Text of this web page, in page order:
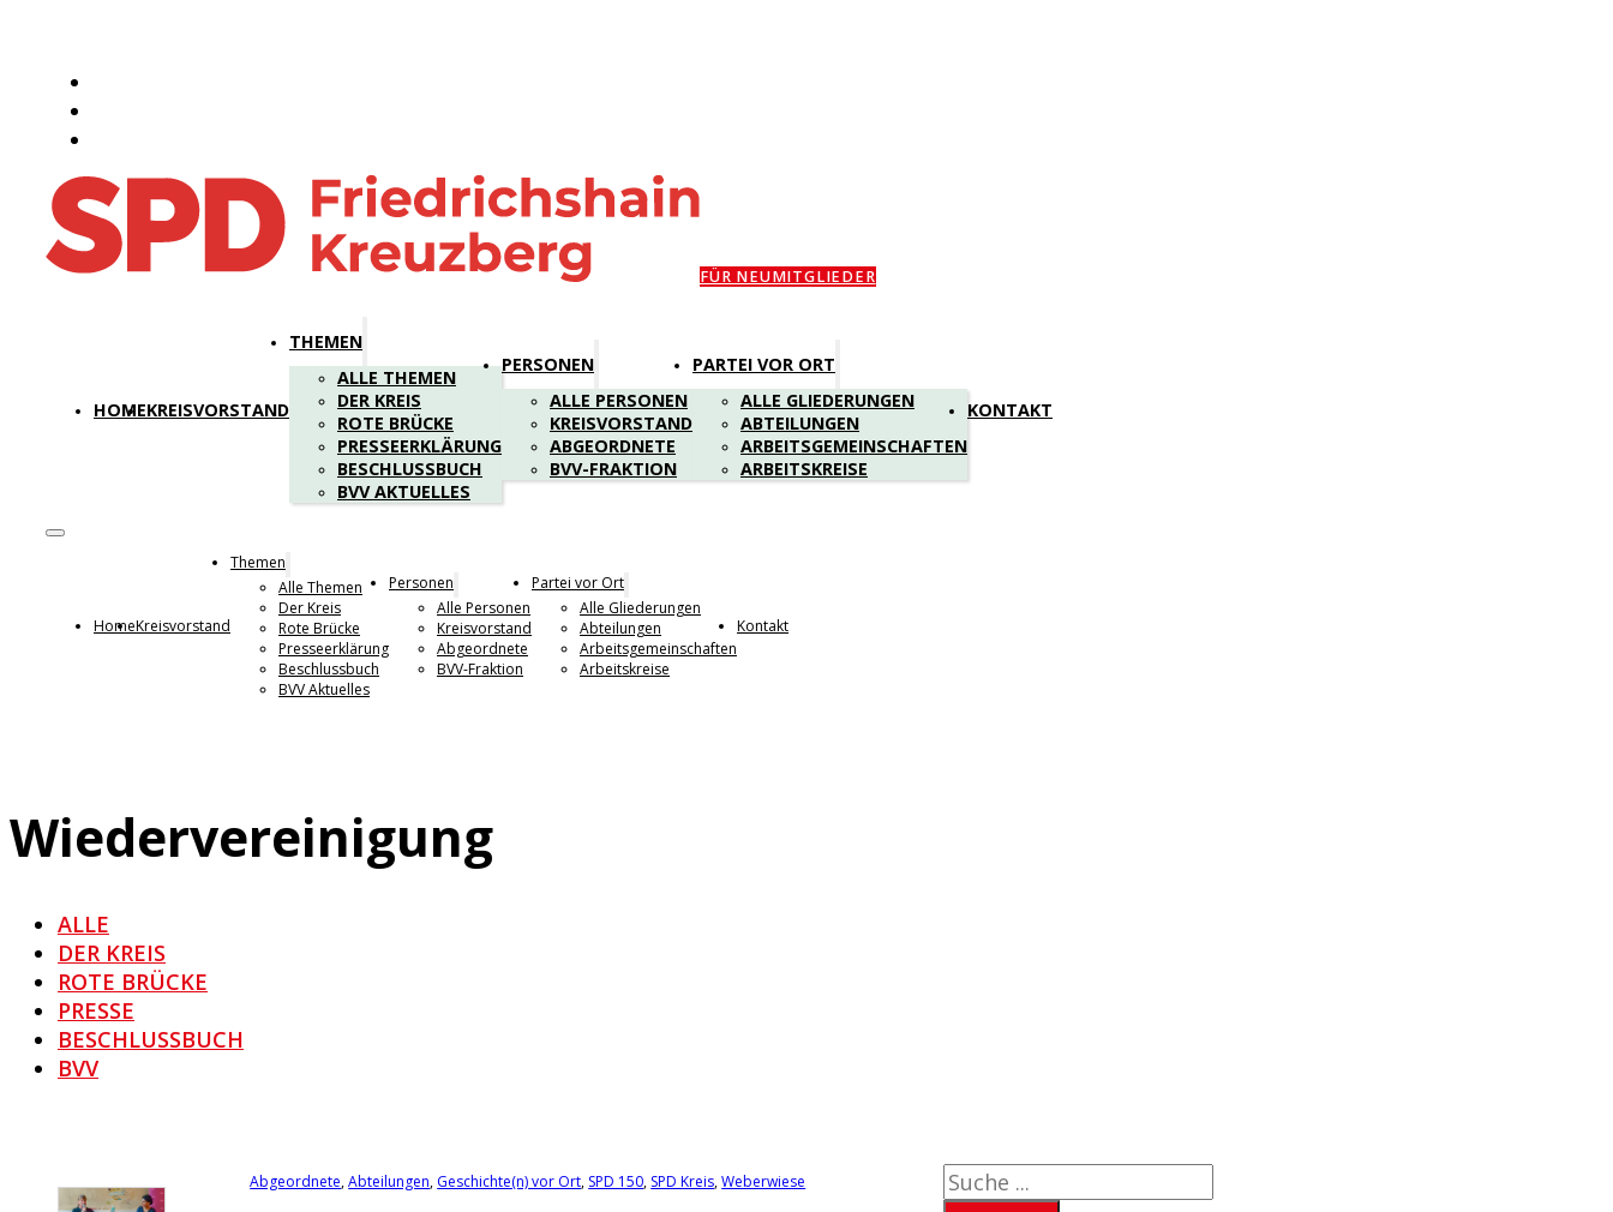
FÜR NEUMITGLIEDER
HOMEKREISVORSTAND
THEMEN
ALLE THEMEN
DER KREIS
ROTE BRÜCKE
PRESSEERKLÄRUNG
BESCHLUSSBUCH
BVV AKTUELLES
PERSONEN
ALLE PERSONEN
KREISVORSTAND
ABGEORDNETE
BVV-FRAKTION
PARTEI VOR ORT
ALLE GLIEDERUNGEN
ABTEILUNGEN
ARBEITSGEMEINSCHAFTEN
ARBEITSKREISE
KONTAKT
HomeKreisvorstand
Themen
Alle Themen
Der Kreis
Rote Brücke
Presseerklärung
Beschlussbuch
BVV Aktuelles
Personen
Alle Personen
Kreisvorstand
Abgeordnete
BVV-Fraktion
Partei vor Ort
Alle Gliederungen
Abteilungen
Arbeitsgemeinschaften
Arbeitskreise
Kontakt
Wiedervereinigung
ALLE
DER KREIS
ROTE BRÜCKE
PRESSE
BESCHLUSSBUCH
BVV
Abgeordnete,Abteilungen, Geschichte(n) vor Ort, SPD 150, SPD Kreis,Weberwiese
Suchen